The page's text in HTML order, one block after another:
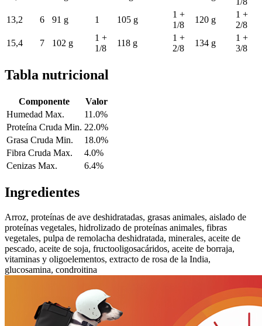
13,2
6 91 g 1 105 g
1 +
1/8
120 g
1 +
2/8
15,4
7 102 g
1 +
1/8
118 g
1 +
2/8
134 g
1 +
3/8
Tabla nutricional
Componente
Valor
Humedad Max.
11.0%
Proteína Cruda Min. 22.0%
Grasa Cruda Min.
18.0%
Fibra Cruda Max.
4.0%
Cenizas Max.
6.4%
Ingredientes
Arroz, proteínas de ave deshidratadas, grasas animales, aislado de
proteínas vegetales, hidrolizado de proteínas animales, fibras
vegetales, pulpa de remolacha deshidratada, minerales, aceite de
pescado, aceite de soja, fructooligosacáridos, aceite de borraja,
vitaminas y oligoelementos, extracto de rosa de la India,
glucosamina, condroitina